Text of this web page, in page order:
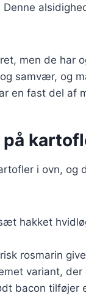
men de har
samvær, og
en fast del af
i ovn, og
hakket
rosmarin
variant,
bacon tilføjer